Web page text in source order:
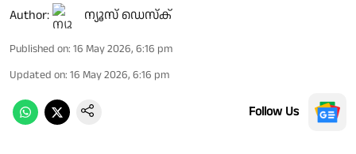
Author: ന്യൂസ് ഡെസ്ക്
Published on: 16 May 2026, 6:16 pm
Updated on: 16 May 2026, 6:16 pm
Follow Us